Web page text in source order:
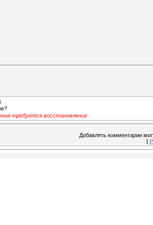
требуется восстановление
Добавлять комментарии
[